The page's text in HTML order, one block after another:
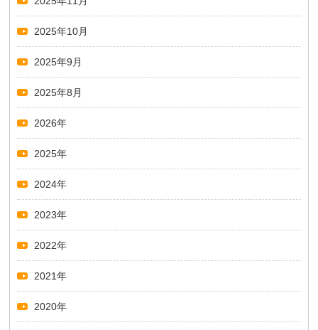
2025年10月
2025年9月
2025年8月
2026年
2025年
2024年
2023年
2022年
2021年
2020年